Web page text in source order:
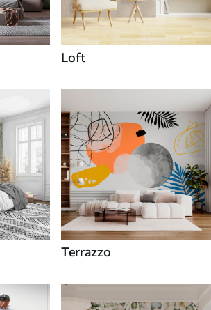
Loft
Terrazzo